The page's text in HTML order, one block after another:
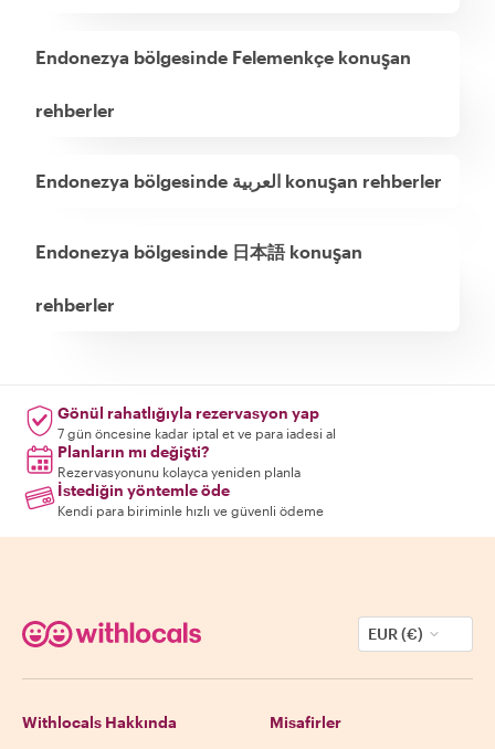
Endonezya bölgesinde Felemenkçe konuşan
rehberler
Endonezya bölgesinde العربية konuşan rehberler
Endonezya bölgesinde 日本語 konuşan
rehberler
Gönül rahatlığıyla rezervasyon yap
7 gün öncesine kadar iptal et ve para iadesi al
Planların mı değişti?
Rezervasyonunu kolayca yeniden planla
İstediğin yöntemle öde
Kendi para biriminle hızlı ve güvenli ödeme
EUR (€)
Withlocals Hakkında Misafirler